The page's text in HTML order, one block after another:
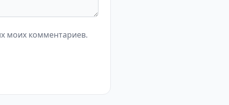
моих комментариев.